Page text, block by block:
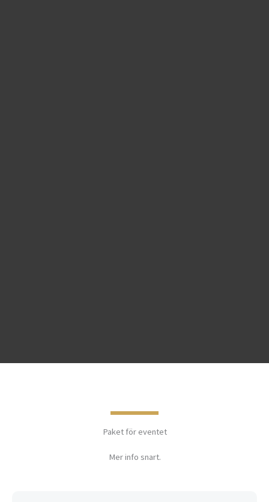
Paket för eventet
Mer info snart.